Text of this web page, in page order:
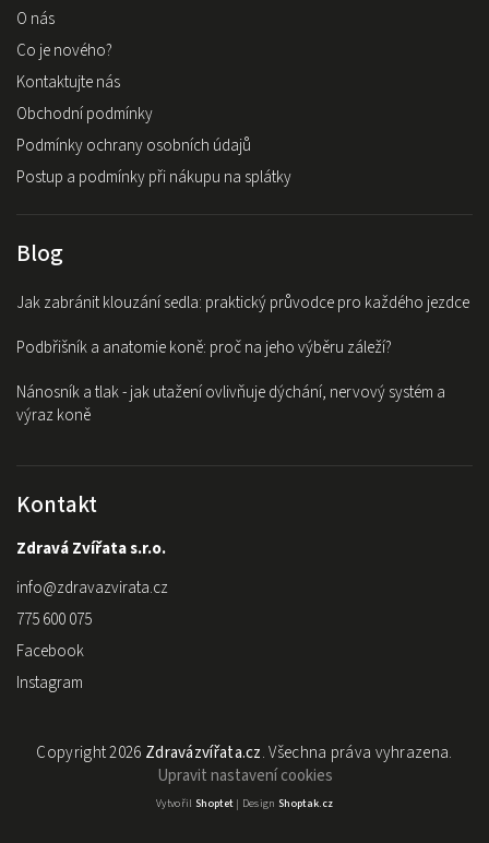
O nás
Co je nového?
Kontaktujte nás
Obchodní podmínky
Podmínky ochrany osobních údajů
Postup a podmínky při nákupu na splátky
Blog
Jak zabránit klouzání sedla: praktický průvodce pro každého jezdce
Podbřišník a anatomie koně: proč na jeho výběru záleží?
Nánosník a tlak - jak utažení ovlivňuje dýchání, nervový systém a
výraz koně
Kontakt
Zdravá Zvířata s.r.o.
info@zdravazvirata.cz
775 600 075
Facebook
Instagram
Copyright 2026 Zdravázvířata.cz. Všechna práva vyhrazena.
Upravit nastavení cookies
Vytvořil Shoptet| Design Shoptak.cz